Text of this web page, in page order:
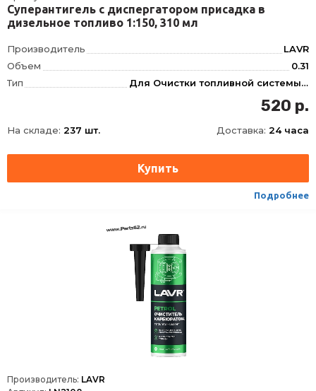
Суперантигель с диспергатором присадка в
дизельное топливо 1:150, 310 мл
Производитель
LAVR
Объем
0.31
Тип
Для Очистки топливной системы, Для Дизеля
310 мл
62
Ширина
62
Условия хранения
±30
3811900000
520 р.
На складе: 237 шт. Доставка: 24 часа
Подробнее
Производитель: LAVR